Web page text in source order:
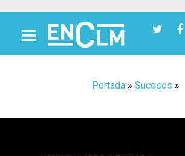
Portada» Sucesos »